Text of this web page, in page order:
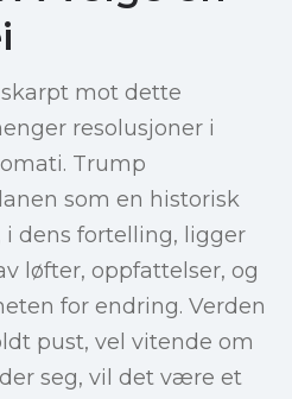
mot dette
resolusjoner i
Trump
som en historisk
i dens fortelling, ligger
løfter, oppfattelser, og
for endring. Verden
pust, vel vitende om
seg, vil det være et